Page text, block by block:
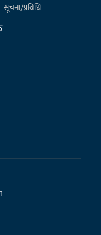
सूचना/प्रविधि